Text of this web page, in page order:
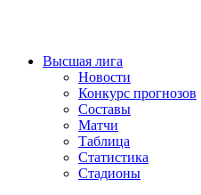
Высшая лига
Новости
Конкурс прогнозов
Составы
Матчи
Таблица
Статистика
Стадионы